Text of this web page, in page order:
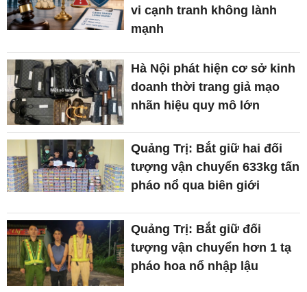
vi cạnh tranh không lành
mạnh
Hà Nội phát hiện cơ sở kinh
doanh thời trang giả mạo
nhãn hiệu quy mô lớn
Quảng Trị: Bắt giữ hai đối
tượng vận chuyển 633kg tấn
pháo nổ qua biên giới
Quảng Trị: Bắt giữ đối
tượng vận chuyển hơn 1 tạ
pháo hoa nổ nhập lậu